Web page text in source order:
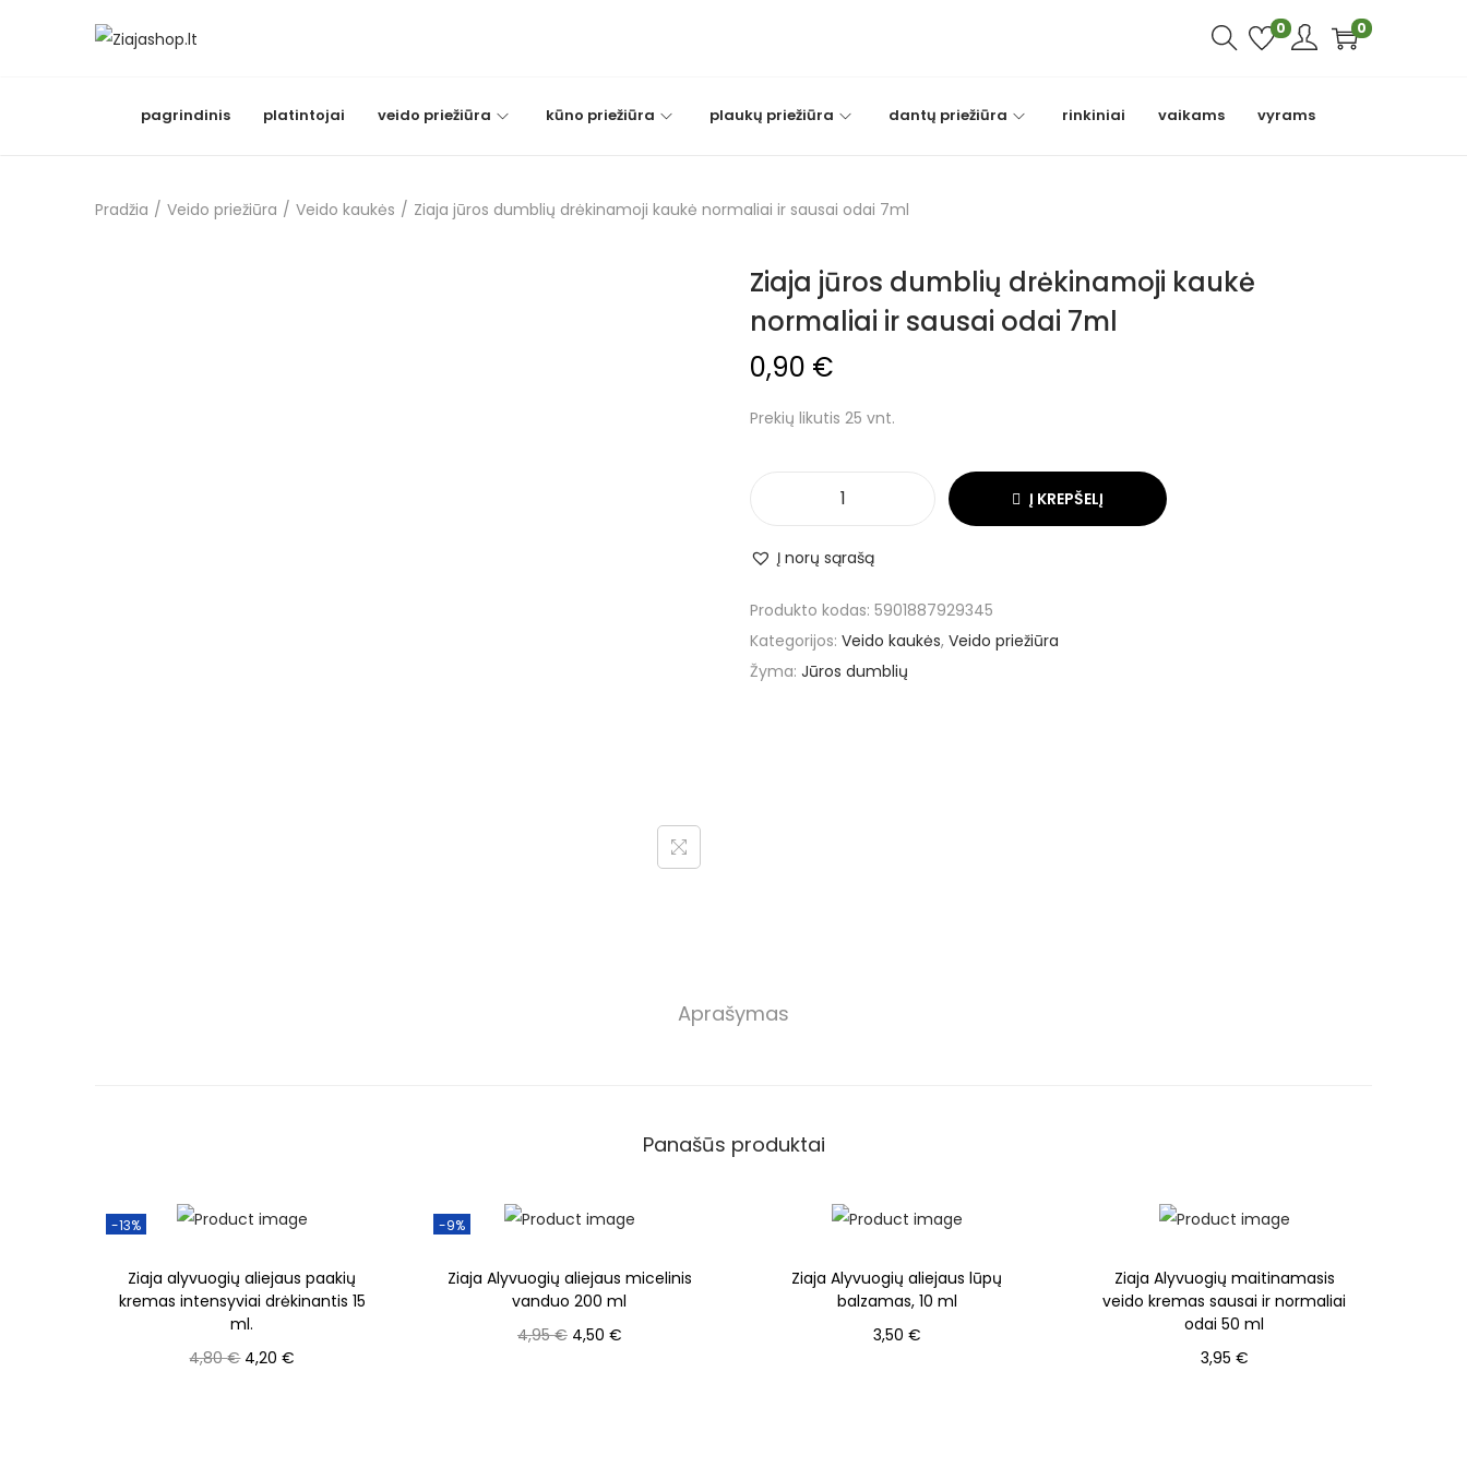
0 0
pagrindinis platintojai veido priežiūra kūno priežiūra plaukų priežiūra dantų priežiūra rinkiniai vaikams vyrams
Pradžia / Veido priežiūra / Veido kaukės / Ziaja jūros dumblių drėkinamoji kaukė normaliai ir sausai odai 7ml
Ziaja jūros dumblių drėkinamoji kaukė
normaliai ir sausai odai 7ml
0,90 €
Prekių likutis 25 vnt.
Į KREPŠELĮ
Į norų sąrašą
Produkto kodas: 5901887929345
Kategorijos: Veido kaukės, Veido priežiūra
Žyma: Jūros dumblių
Aprašymas
Panašūs produktai
-13%
Ziaja alyvuogių aliejaus paakių
kremas intensyviai drėkinantis 15
ml.
4,80€ 4,20€
-9%
Ziaja Alyvuogių aliejaus micelinis
vanduo 200 ml
4,95€ 4,50 €
Ziaja Alyvuogių aliejaus lūpų
balzamas, 10 ml
3,50 €
Ziaja Alyvuogių maitinamasis
veido kremas sausai ir normaliai
odai 50 ml
3,95 €